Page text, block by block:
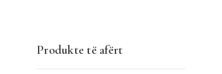
Produkte të afërt